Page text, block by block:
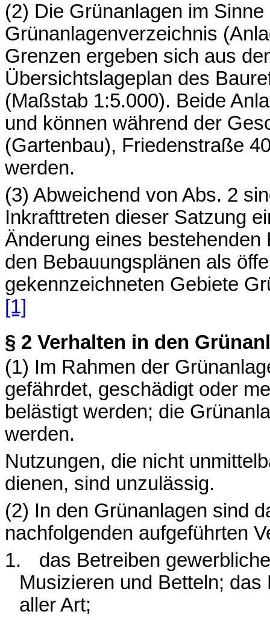
(2) Die Grünanlagen im
Grünanlagenverzeichnis
Grenzen ergeben sich aus
Übersichtslageplan des
(Maßstab 1:5.000). Beide
und können während der
(Gartenbau), Friedenstraße
werden.
(3) Abweichend von Abs. 2
Inkrafttreten dieser Satzung
Änderung eines
den Bebauungsplänen als
gekennzeichneten Gebiete
[1]
§ 2 Verhalten in den
(1) Im Rahmen der
gefährdet, geschädigt oder
belästigt werden; die
werden.
Nutzungen, die nicht
dienen, sind unzulässig.
(2) In den Grünanlagen sind
nachfolgenden aufgeführten
1.
das Betreiben
Musizieren und Betteln;
aller Art;